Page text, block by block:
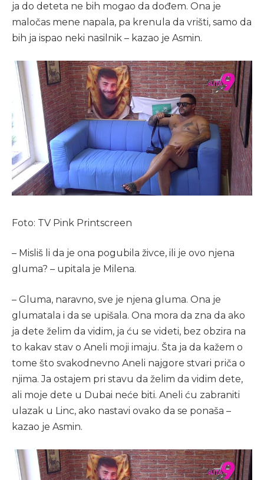
ja do deteta ne bih mogao da dođem. Ona je
maločas mene napala, pa krenula da vrišti, samo da
bih ja ispao neki nasilnik – kazao je Asmin.
Foto: TV Pink Printscreen
– Misliš li da je ona pogubila živce, ili je ovo njena
gluma? – upitala je Milena.
– Gluma, naravno, sve je njena gluma. Ona je
glumatala i da se upišala. Ona mora da zna da ako
ja dete želim da vidim, ja ću se videti, bez obzira na
to kakav stav o Aneli moji imaju. Šta ja da kažem o
tome što svakodnevno Aneli najgore stvari priča o
njima. Ja ostajem pri stavu da želim da vidim dete,
ali moje dete u Dubai neće biti. Aneli ću zabraniti
ulazak u Linc, ako nastavi ovako da se ponaša –
kazao je Asmin.